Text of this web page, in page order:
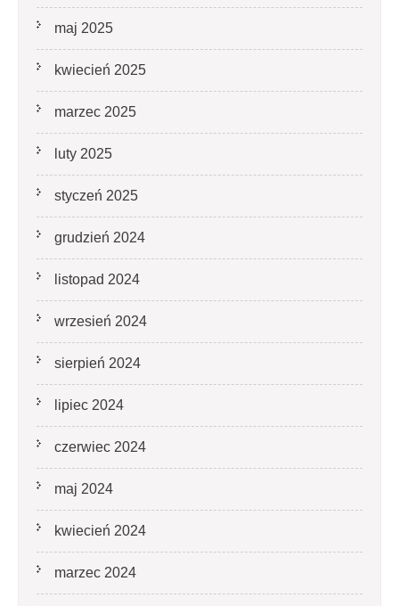
maj 2025
kwiecień 2025
marzec 2025
luty 2025
styczeń 2025
grudzień 2024
listopad 2024
wrzesień 2024
sierpień 2024
lipiec 2024
czerwiec 2024
maj 2024
kwiecień 2024
marzec 2024